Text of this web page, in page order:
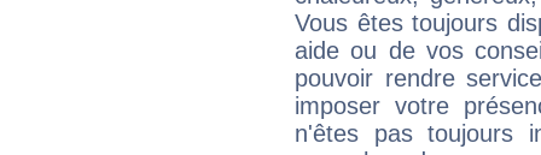
Vous êtes toujours
aide ou de vos
pouvoir rendre
imposer votre
n'êtes pas toujours